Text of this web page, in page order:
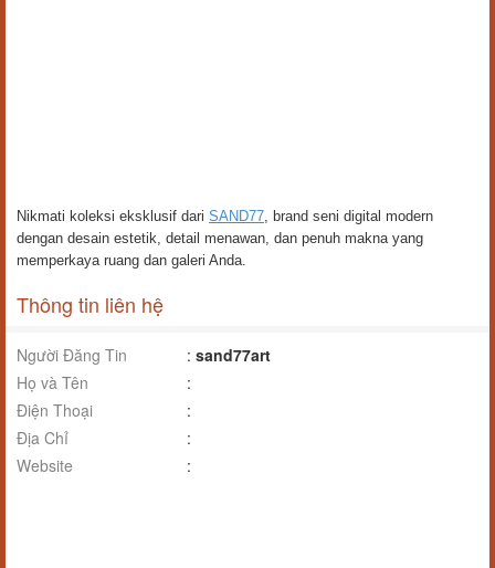
Nikmati koleksi eksklusif dari SAND77, brand seni digital modern
dengan desain estetik, detail menawan, dan penuh makna yang
memperkaya ruang dan galeri Anda.
Thông tin liên hệ
Người Đăng Tin : sand77art
Họ và Tên
:
Điện Thoại
:
Địa Chỉ
:
Website
: